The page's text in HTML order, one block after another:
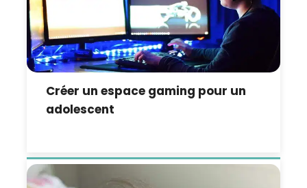
Créer un espace gaming pour un
adolescent